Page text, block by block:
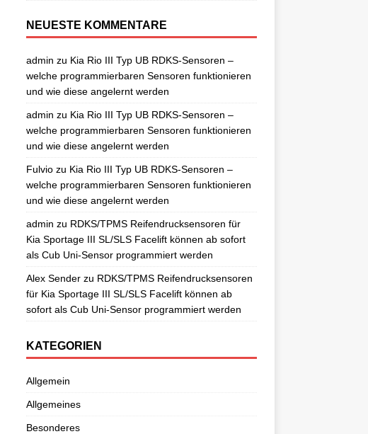
NEUESTE KOMMENTARE
admin zu Kia Rio III Typ UB RDKS-Sensoren –
welche programmierbaren Sensoren funktionieren
und wie diese angelernt werden
admin zu Kia Rio III Typ UB RDKS-Sensoren –
welche programmierbaren Sensoren funktionieren
und wie diese angelernt werden
Fulviozu Kia Rio III Typ UB RDKS-Sensoren –
welche programmierbaren Sensoren funktionieren
und wie diese angelernt werden
admin zu RDKS/TPMS Reifendrucksensoren für
Kia Sportage III SL/SLS Facelift können ab sofort
als Cub Uni-Sensor programmiert werden
Alex Senderzu RDKS/TPMS Reifendrucksensoren
für Kia Sportage III SL/SLS Facelift können ab
sofort als Cub Uni-Sensor programmiert werden
KATEGORIEN
Allgemein
Allgemeines
Besonderes